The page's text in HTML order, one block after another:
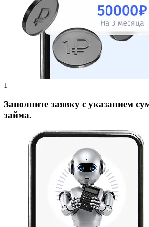
Заполните заявку с указанием
займа.